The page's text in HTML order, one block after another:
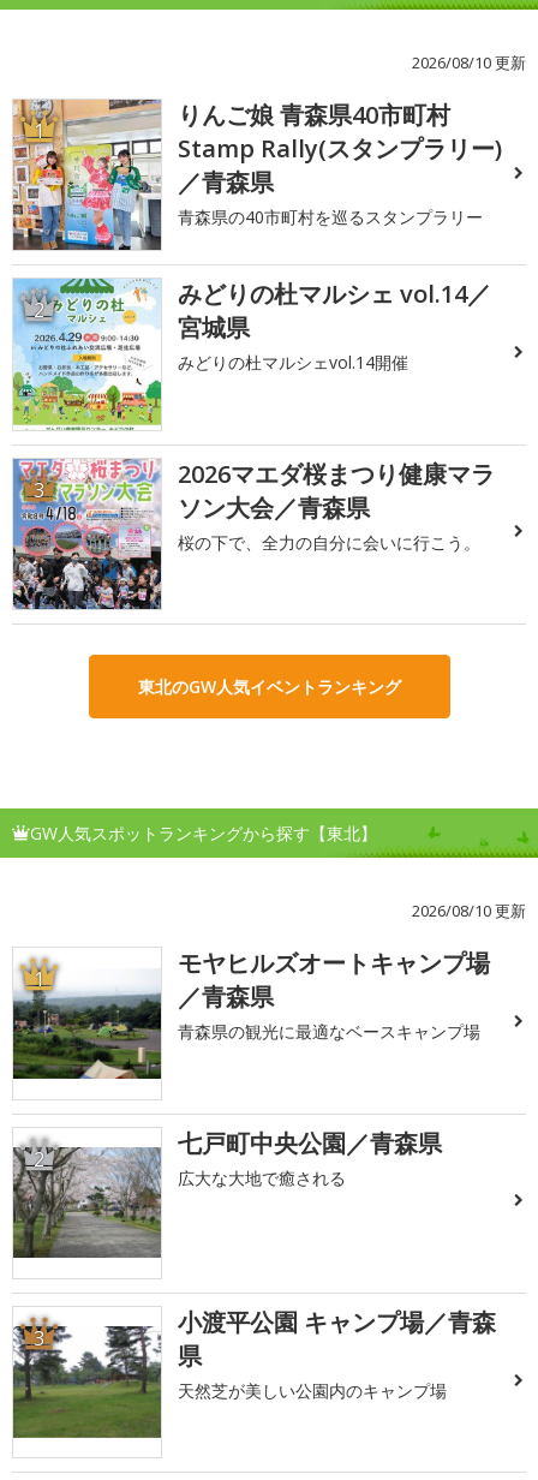
2026/08/10 更新
1
りんご娘 青森県40市町村
Stamp Rally(スタンプラリー)
／青森県
青森県の40市町村を巡るスタンプラリー
2
みどりの杜マルシェ vol.14／
宮城県
みどりの杜マルシェvol.14開催
3
2026マエダ桜まつり健康マラ
ソン大会／青森県
桜の下で、全力の自分に会いに行こう。
東北のGW人気イベントランキング
GW人気スポットランキングから探す【東北】
2026/08/10 更新
1
モヤヒルズオートキャンプ場
／青森県
青森県の観光に最適なベースキャンプ場
2 七戸町中央公園／青森県
広大な大地で癒される
3
小渡平公園 キャンプ場／青森
県
天然芝が美しい公園内のキャンプ場